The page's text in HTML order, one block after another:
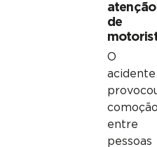
atenção
de
O
acidente
entre
pessoas